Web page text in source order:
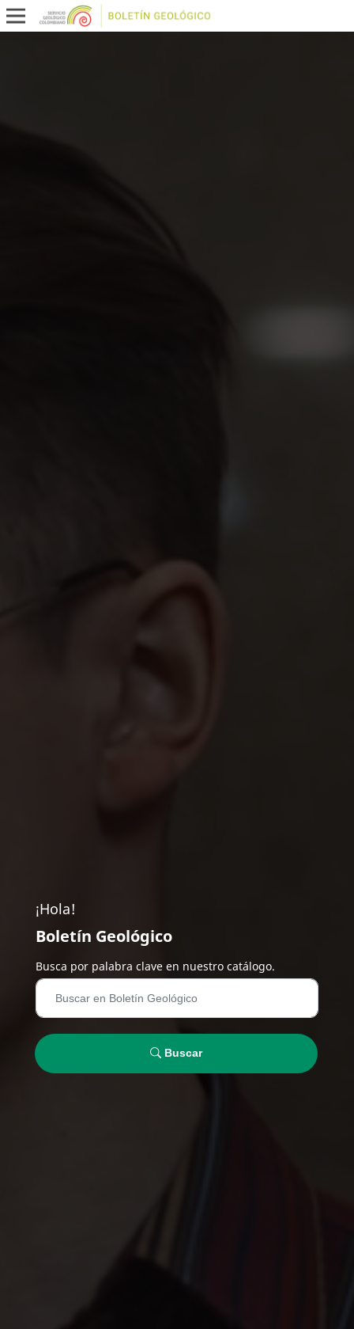
¡Hola!
Boletín Geológico
Busca por palabra clave en nuestro catálogo.
Buscar